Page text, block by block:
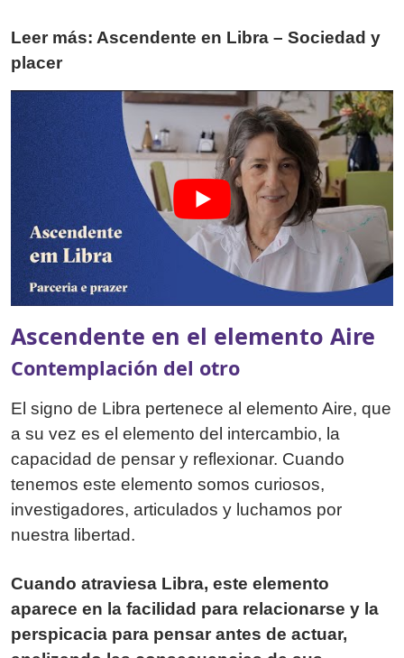
Leer más: Ascendente en Libra – Sociedad y
placer
Ascendente en el elemento Aire
Contemplación del otro
El signo de Libra pertenece al elemento Aire, que
a su vez es el elemento del intercambio, la
capacidad de pensar y reflexionar. Cuando
tenemos este elemento somos curiosos,
investigadores, articulados y luchamos por
nuestra libertad.
Cuando atraviesa Libra, este elemento
aparece en la facilidad para relacionarse y la
perspicacia para pensar antes de actuar,